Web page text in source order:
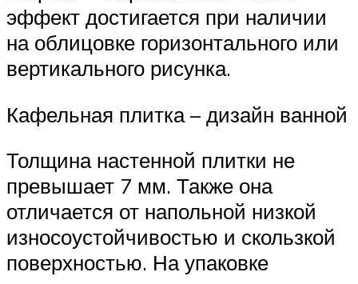
эффект достигается при наличии
на облицовке горизонтального или
вертикального рисунка.
Кафельная плитка – дизайн ванной
Толщина настенной плитки не
превышает 7 мм. Также она
отличается от напольной низкой
износоустойчивостью и скользкой
поверхностью. На упаковке